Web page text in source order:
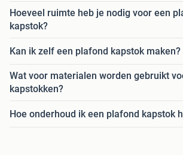
Hoeveel ruimte heb je nodig voor een
kapstok?
Kan ik zelf een plafond kapstok maken?
Wat voor materialen worden gebruikt
kapstokken?
Hoe onderhoud ik een plafond kapstok